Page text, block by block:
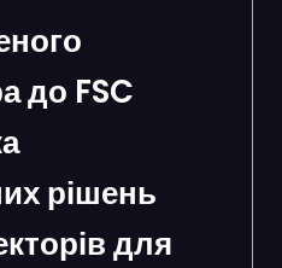
до FSC
рішень
для